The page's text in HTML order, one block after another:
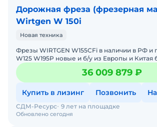
Дорожная фреза (фрезерная
Wirtgen W 150i
Новая техника
Фрезы WIRTGEN W155CFi в наличии в РФ и
W125 W195P новые и б/у из Европы и Китая
привезем.Цена с НДС. Готова к
заказ.Помо
36 009 879 ₽
Купить в лизинг Позвонить
Обновлено сегодня
СДМ-Ресурс 9 лет на площадке